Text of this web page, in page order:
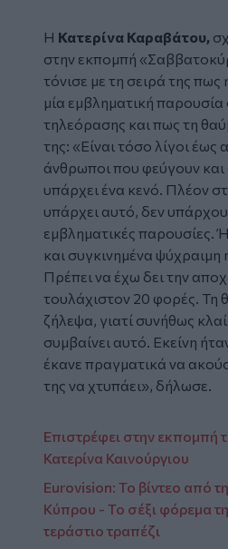
Η Κατερίνα Καραβάτου,
στην εκπομπή
τόνισε με τη σειρά της πως
μία εμβληματική
τηλεόρασης και πως τη
της: «Είναι τόσο λίγοι έως
άνθρωποι που φεύγουν και
υπάρχει ένα κενό. Πλέον
υπάρχει αυτό, δεν
εμβληματικές παρουσίες.
και συγκινημένα ψύχραιμη
Πρέπει να έχω δει την
τουλάχιστον 20 φορές. Τη
ζήλεψα, γιατί συνήθως
συμβαίνει αυτό. Εκείνη
έκανε πραγματικά να
της να χτυπάει», δήλωσε.
Επιστρέφει στην εκπομπή
Κατερίνα Καινούργιου
Eurovision: Το βίντεο από
Κύπρου - Το σέξι φόρεμα
τεράστιο τραπέζι